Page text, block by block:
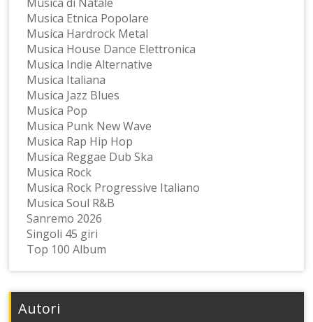
Musica Etnica Popolare
Musica Hardrock Metal
Musica House Dance Elettronica
Musica Indie Alternative
Musica Italiana
Musica Jazz Blues
Musica Pop
Musica Punk New Wave
Musica Rap Hip Hop
Musica Reggae Dub Ska
Musica Rock
Musica Rock Progressive Italiano
Musica Soul R&B
Sanremo 2026
Singoli 45 giri
Top 100 Album
Autori